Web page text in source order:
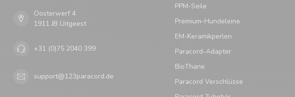
Oosterwerf 4
1911 JB Uitgeest
+31 (0)75 2040 399
support@123paracord.de
PPM-Seile
Premium-Hundeleine
EM-Keramikperlen
Paracord-Adapter
BioThane
Paracord Verschlüsse